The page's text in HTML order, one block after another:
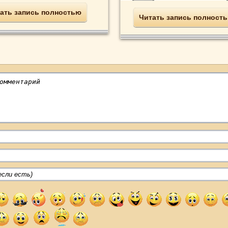
запись полностью
Читать запись